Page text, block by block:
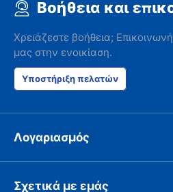
Βοήθεια και
Χρειάζεστε βοήθεια;
μας στην ενοικίαση.
Υποστήριξη πελατών
Λογαριασμός
Σχετικά με εμάς